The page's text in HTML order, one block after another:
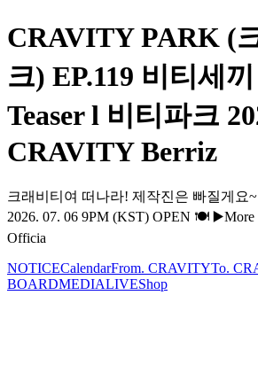
CRAVITY PARK (
크) EP.119 비티세
Teaser l 비티파크
CRAVITY Berriz
크래비티여 떠나라! 제작진은 빠질게요
2026. 07. 06 9PM (KST) OPEN 🍽
Officia
NOTICECalendarFrom. CRAVITYTo.
BOARDMEDIALIVEShop